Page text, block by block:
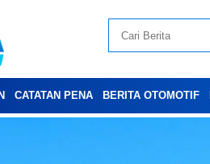
CATATAN PENA BERITA OTOMOTIF